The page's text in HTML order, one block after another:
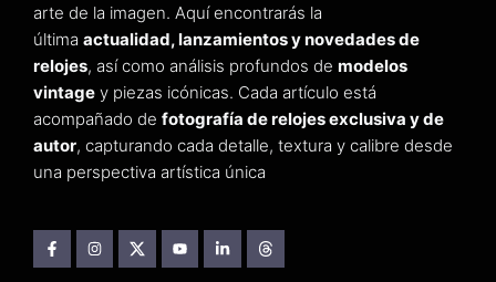
arte de la imagen. Aquí encontrarás la
última actualidad, lanzamientos y novedades de
relojes, así como análisis profundos de modelos
vintage y piezas icónicas. Cada artículo está
acompañado de fotografía de relojes exclusiva y de
autor, capturando cada detalle, textura y calibre desde
una perspectiva artística única